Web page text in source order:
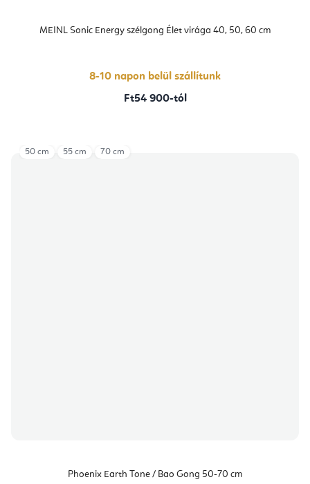
MEINL Sonic Energy szélgong Élet virága 40, 50, 60 cm
8-10 napon belül szállítunk
Ft54 900-tól
Phoenix Earth Tone / Bao Gong 50-70 cm
50 cm 55 cm 70 cm